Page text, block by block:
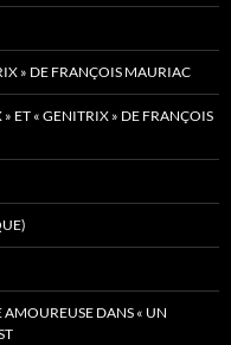
» DE FRANÇOIS MAURIAC
» ET « GENITRIX » DE FRANÇOIS
AMOUREUSE DANS « UN